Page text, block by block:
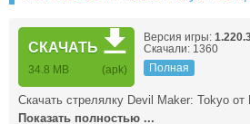
СКАЧАТЬ
34.8 MB (apk)
Версия игры:
Скачали: 1360
Полная
Скачать стрелялку Devil Maker: Tokyo
Показать полностью ...